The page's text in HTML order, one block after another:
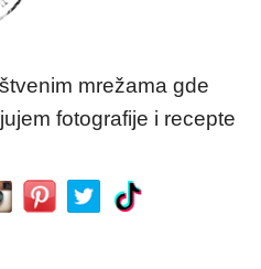
mrežama gde
fotografije i recepte